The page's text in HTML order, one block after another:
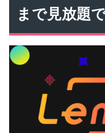
まで見放題